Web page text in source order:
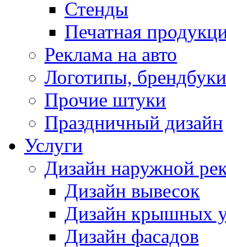
Стенды
Печатная
Реклама на авто
Логотипы, брендбуки
Прочие штуки
Праздничный дизайн
Услуги
Дизайн наружной
Дизайн вывесок
Дизайн крышных
Дизайн фасадов